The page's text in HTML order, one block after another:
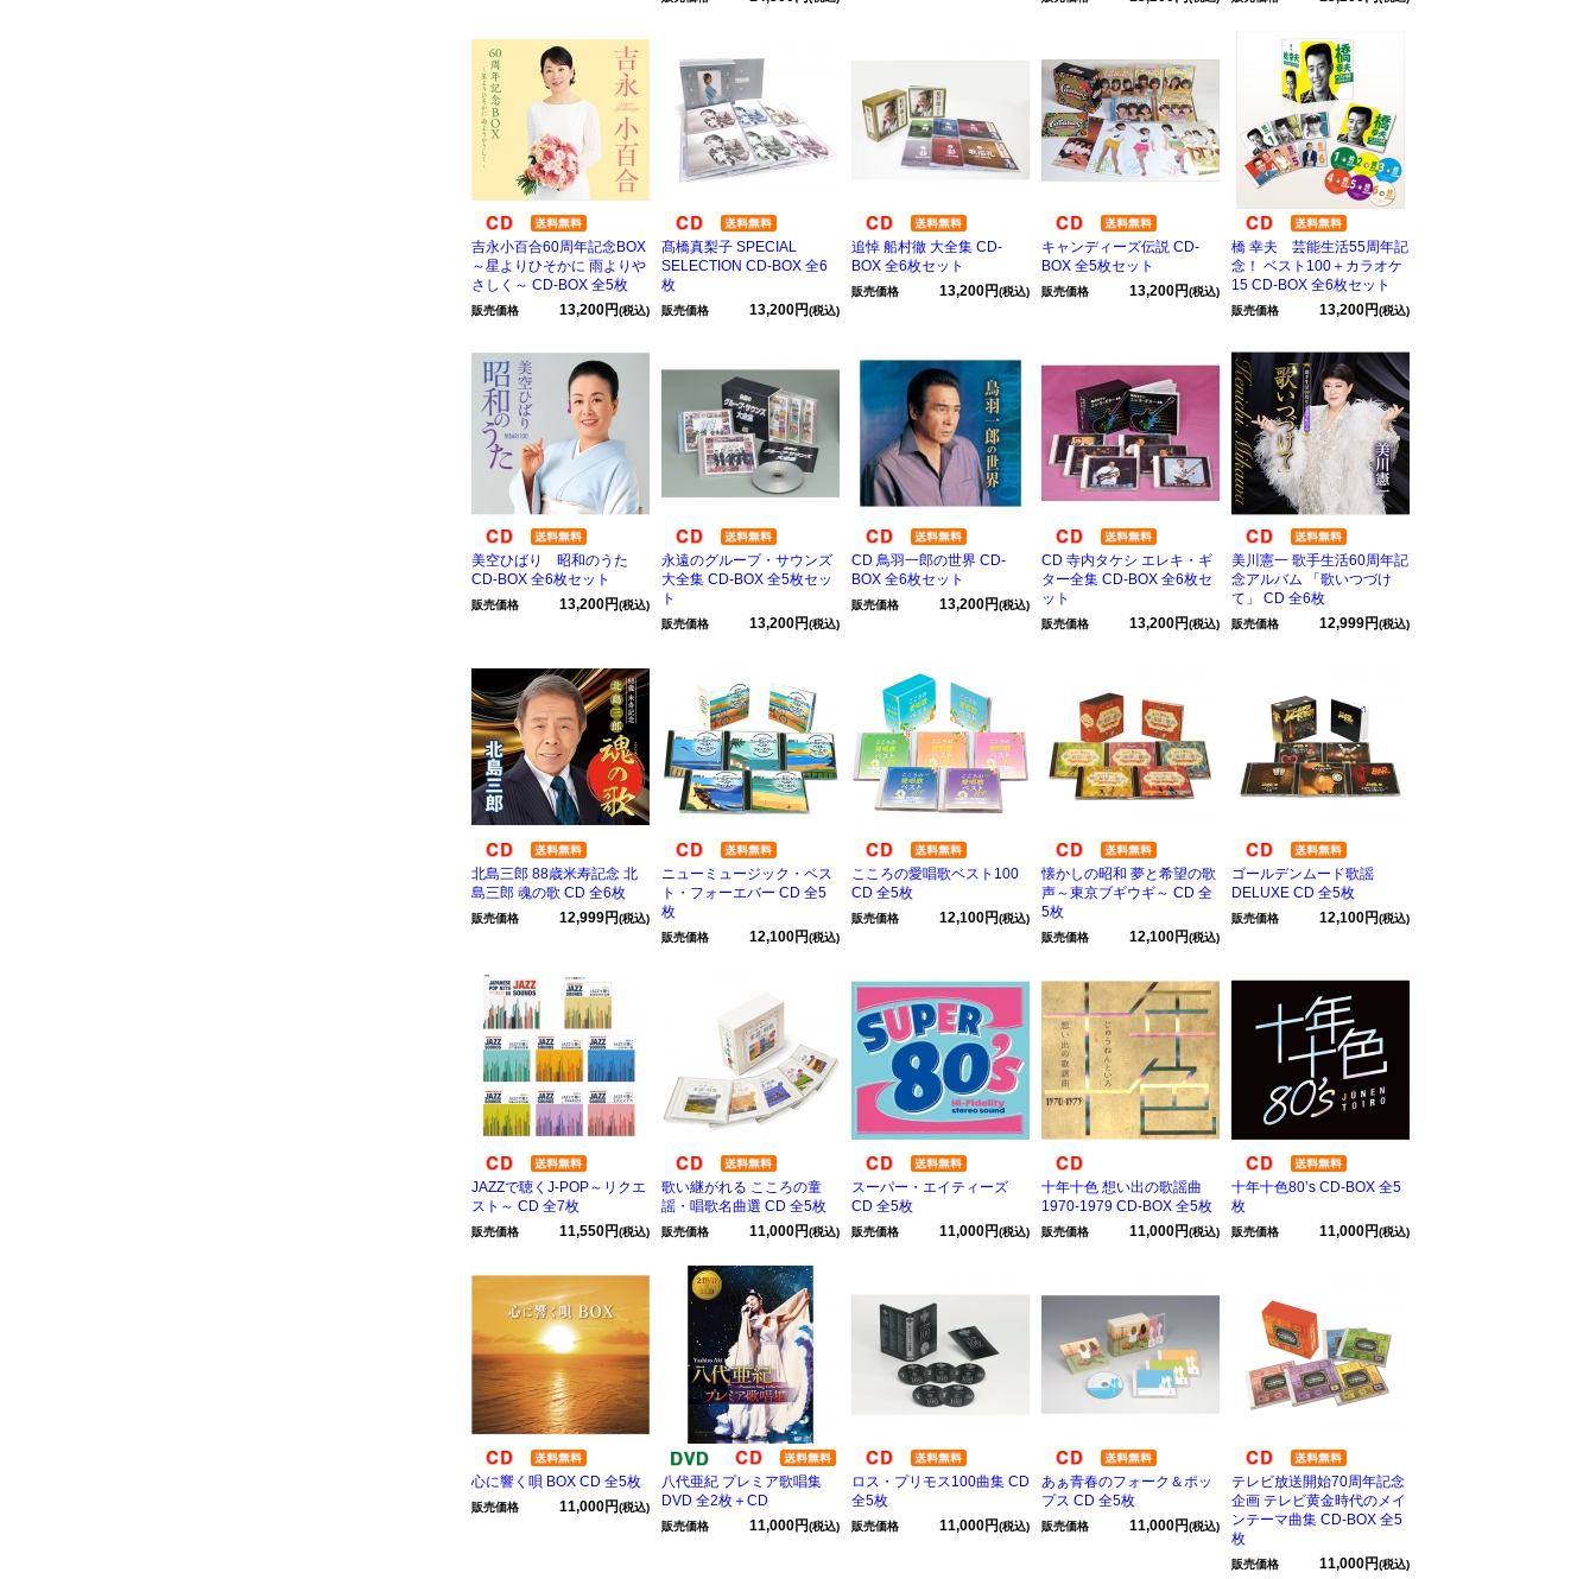
吉永小百合60周年記念BOX
～星よりひそかに 雨よりや
さしく～ CD-BOX 全5枚
販売価格 13,200円(税込)
髙橋真梨子 SPECIAL
SELECTION CD-BOX 全6
枚
販売価格 13,200円(税込)
追悼 船村徹 大全集 CD-
BOX 全6枚セット
販売価格 13,200円(税込)
キャンディーズ伝説 CD-
BOX 全5枚セット
販売価格 13,200円(税込)
橋 幸夫 芸能生活55周年記
念！ ベスト100＋カラオケ
15 CD-BOX 全6枚セット
販売価格 13,200円(税込)
美空ひばり 昭和のうた
CD-BOX 全6枚セット
販売価格 13,200円(税込)
永遠のグループ・サウンズ
大全集 CD-BOX 全5枚セッ
ト
販売価格 13,200円(税込)
CD 鳥羽一郎の世界 CD-
BOX 全6枚セット
販売価格 13,200円(税込)
CD 寺内タケシ エレキ・ギ
ター全集 CD-BOX 全6枚セ
ット
販売価格 13,200円(税込)
美川憲一 歌手生活60周年記
念アルバム 「歌いつづけ
て」 CD 全6枚
販売価格 12,999円(税込)
北島三郎 88歳米寿記念 北
島三郎 魂の歌 CD 全6枚
販売価格 12,999円(税込)
ニューミュージック・ベス
ト・フォーエバー CD 全5
枚
販売価格 12,100円(税込)
こころの愛唱歌ベスト100
CD 全5枚
販売価格 12,100円(税込)
懐かしの昭和 夢と希望の歌
声～東京ブギウギ～ CD 全
5枚
販売価格 12,100円(税込)
ゴールデンムード歌謡
DELUXE CD 全5枚
販売価格 12,100円(税込)
JAZZで聴くJ-POP～リクエ
スト～ CD 全7枚
販売価格 11,550円(税込)
歌い継がれる こころの童
謡・唱歌名曲選 CD 全5枚
販売価格 11,000円(税込)
スーパー・エイティーズ
CD 全5枚
販売価格 11,000円(税込)
十年十色 想い出の歌謡曲
1970-1979 CD-BOX 全5枚
販売価格 11,000円(税込)
十年十色80’s CD-BOX 全5
枚
販売価格 11,000円(税込)
心に響く唄 BOX CD 全5枚
販売価格 11,000円(税込)
八代亜紀 プレミア歌唱集
DVD 全2枚＋CD
販売価格 11,000円(税込)
ロス・プリモス100曲集 CD
全5枚
販売価格 11,000円(税込)
あぁ青春のフォーク＆ポッ
プス CD 全5枚
販売価格 11,000円(税込)
テレビ放送開始70周年記念
企画 テレビ黄金時代のメイ
ンテーマ曲集 CD-BOX 全5
枚
販売価格 11,000円(税込)